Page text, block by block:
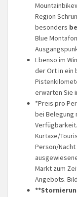
Region
besonders
Blue
Ebenso im
der Ort in ein
erwarten Sie
*Preis pro
bei Belegung
Kurtaxe/
Person/
Markt zum
Angebots.